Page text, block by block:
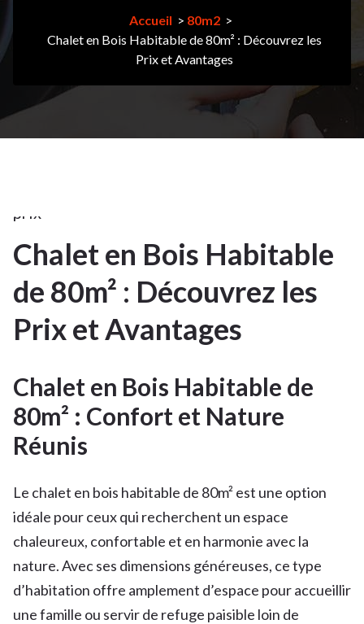
Accueil > 80m2 >
Chalet en Bois Habitable de 80m² : Découvrez les
Prix et Avantages
1
MAR
chalet ,
construction
maison
prix
Chalet en Bois Habitable
de 80m² : Découvrez les
Prix et Avantages
Chalet en Bois Habitable de
80m² : Confort et Nature
Réunis
Le chalet en bois habitable de 80m² est une option
idéale pour ceux qui recherchent un espace
chaleureux, confortable et en harmonie avec la
nature. Avec ses dimensions généreuses, ce type
d’habitation offre amplement d’espace pour accueillir
une famille ou servir de refuge paisible loin de